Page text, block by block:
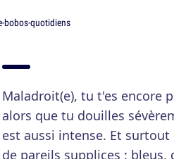
Maladroit(e), tu t'es encore
alors que tu douilles
est aussi intense. Et
de pareils supplices :